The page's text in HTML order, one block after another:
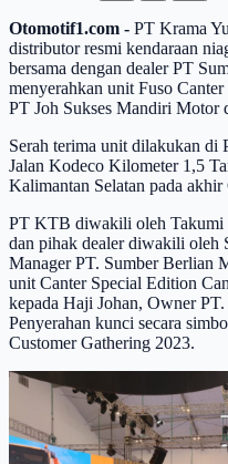
Otomotif1.com - PT Krama
distributor resmi kendaraan
bersama dengan dealer PT
menyerahkan unit Fuso
PT Joh Sukses Mandiri Motor
Serah terima unit dilakukan di
Jalan Kodeco Kilometer 1,5
Kalimantan Selatan pada
PT KTB diwakili oleh Takumi
dan pihak dealer diwakili oleh
Manager PT. Sumber Berlian
unit Canter Special Edition
kepada Haji Johan, Owner
Penyerahan kunci secara
Customer Gathering 2023.